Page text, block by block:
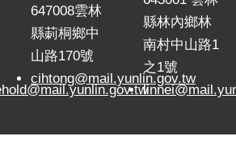
647008雲林
縣莿桐鄉中
山路170號
cihtong@mail.yunlin.gov.tw
縣林內鄉林
南村中山路1
之1號